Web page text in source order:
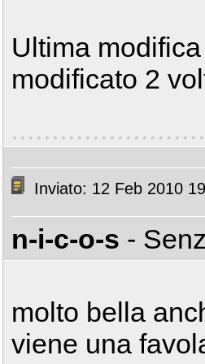
Ultima
modificato 2
Inviato: 12 Feb 2010
n-i-c-o-s -
molto bella
viene una